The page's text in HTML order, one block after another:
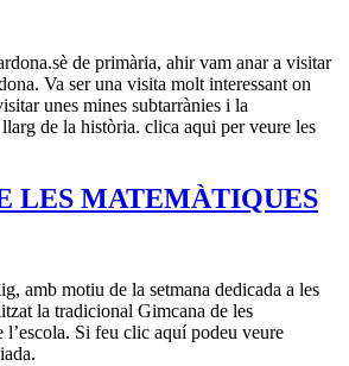
de primària, ahir vam anar a visitar
Va ser una visita molt interessant on
unes mines subtarrànies i la
de la història. clica aqui per veure les
LES MATEMÀTIQUES
amb motiu de la setmana dedicada a les
la tradicional Gimcana de les
l’escola. Si feu clic aquí podeu veure